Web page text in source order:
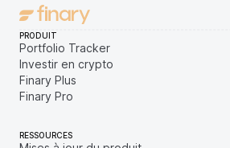
PRODUIT
Portfolio Tracker
Investir en crypto
Finary Plus
Finary Pro
RESSOURCES